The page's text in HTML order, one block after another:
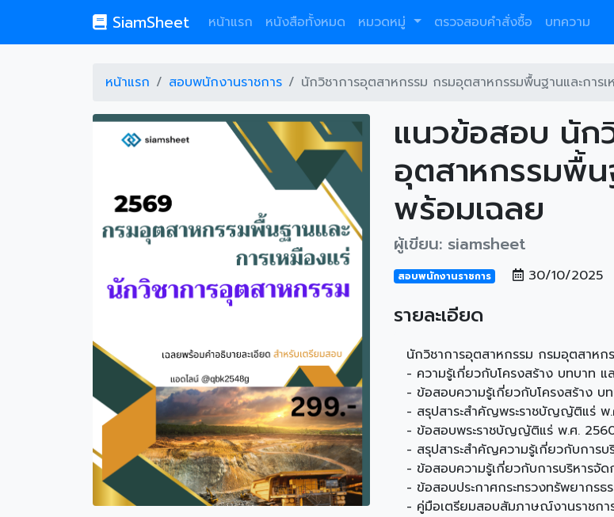
SiamSheet หน้าแรก หนังสือทั้งหมด หมวดหมู่ ตรวจสอบคำสั่งซื้อ บทความ
หน้าแรก สอบพนักงานราชการ นักวิชาการอุตสาหกรรม กรมอุตสาหกรรมพื้นฐานและการเ
แนวข้อสอบ นัก
อุตสาหกรรมพื้น
พร้อมเฉลย
ผู้เขียน: siamsheet
สอบพนักงานราชการ 30/10/2025
รายละเอียด
นักวิชาการอุตสาหกรรม กรมอุตสาหก
- ความรู้เกี่ยวกับโครงสร้าง บทบาท
- ข้อสอบความรู้เกี่ยวกับโครงสร้าง บ
- สรุปสาระสำคัญพระราชบัญญัติแร่ พ
- ข้อสอบพระราชบัญญัติแร่ พ.ศ.
- สรุปสาระสำคัญความรู้เกี่ยวกับการบ
- ข้อสอบความรู้เกี่ยวกับการบริหารจัด
- ข้อสอบประกาศกระทรวงทรัพยากร
- คู่มือเตรียมสอบสัมภาษณ์งานราชกา